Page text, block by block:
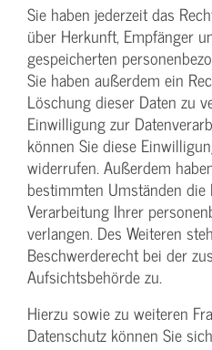
Sie haben jederzeit das
über Herkunft, Empfänger
gespeicherten
Sie haben außerdem ein
Löschung dieser Daten zu
Einwilligung zur
können Sie diese
widerrufen. Außerdem
bestimmten Umständen
Verarbeitung Ihrer
verlangen. Des Weiteren
Beschwerderecht bei der
Aufsichtsbehörde zu.
Hierzu sowie zu weiteren
Datenschutz können Sie